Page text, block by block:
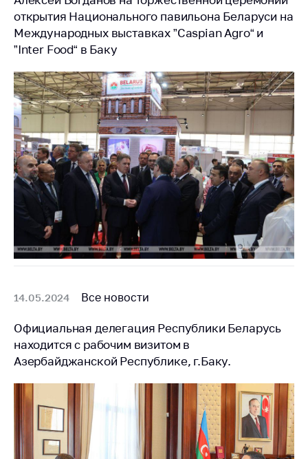
Общественное
обсуждение
проектов
Маркировка
товаров
Упрощение условий
ведения бизнеса
Рекомендации по
предотвращению
распространения
COVID-19 для
субъектов торговли,
общественного
питания, бытового
обслуживания
вопросам
регулирования и
конкурентной
политики
открытия Национального павильона Беларуси на
Международных выставках ”Caspian Agro“ и
”Inter Food“ в Баку
14.05.2024 Все новости
Официальная делегация Республики Беларусь
находится с рабочим визитом в
Азербайджанской Республике, г.Баку.